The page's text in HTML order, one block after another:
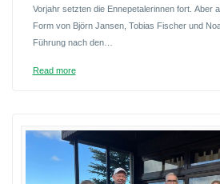
Vorjahr setzten die Ennepetalerinnen fort. Aber
Form von Björn Jansen, Tobias Fischer und
Führung nach den…
Read more